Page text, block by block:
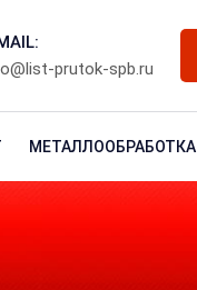
prutok-spb.ru
МЕТАЛЛООБРАБОТКА